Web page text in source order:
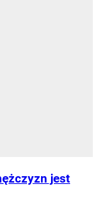
jest